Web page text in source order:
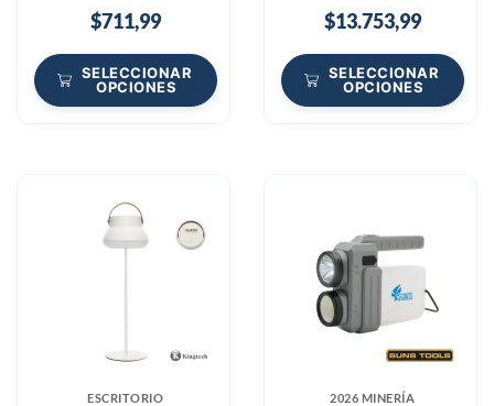
$711,99
SELECCIONAR
OPCIONES
$13.753,99
SELECCIONAR
OPCIONES
ESCRITORIO 2026 MINERÍA